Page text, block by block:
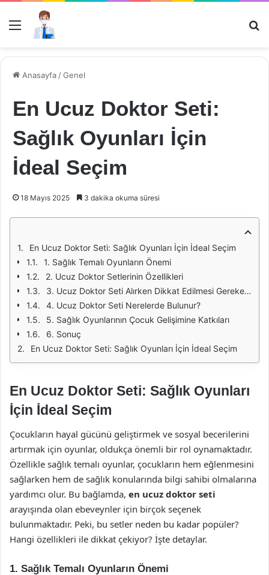
Menü
Anasayfa /Genel
En Ucuz Doktor Seti:
Sağlık Oyunları İçin
İdeal Seçim
18 Mayıs 2025 3 dakika okuma süresi
En Ucuz Doktor Seti: Sağlık Oyunları İçin İdeal Seçim
1. Sağlık Temalı Oyunların Önemi
2. Ucuz Doktor Setlerinin Özellikleri
3. Ucuz Doktor Seti Alırken Dikkat Edilmesi Gerekenler
4. Ucuz Doktor Seti Nerelerde Bulunur?
5. Sağlık Oyunlarının Çocuk Gelişimine Katkıları
6. Sonuç
En Ucuz Doktor Seti: Sağlık Oyunları İçin İdeal Seçim
En Ucuz Doktor Seti: Sağlık Oyunları
İçin İdeal Seçim
Çocukların hayal gücünü geliştirmek ve sosyal becerilerini
artırmak için oyunlar, oldukça önemli bir rol oynamaktadır.
Özellikle sağlık temalı oyunlar, çocukların hem eğlenmesini
sağlarken hem de sağlık konularında bilgi sahibi olmalarına
yardımcı olur. Bu bağlamda, en ucuz doktor seti
arayışında olan ebeveynler için birçok seçenek
bulunmaktadır. Peki, bu setler neden bu kadar popüler?
Hangi özellikleri ile dikkat çekiyor? İşte detaylar.
1. Sağlık Temalı Oyunların Önemi